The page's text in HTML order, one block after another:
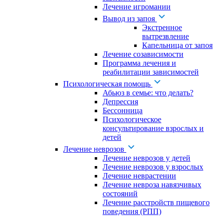
Лечение игромании
Вывод из запоя
Экстренное
вытрезвление
Капельница от запоя
Лечение созависимости
Программа лечения и
реабилитации зависимостей
Психологическая помощь
Абьюз в семье: что делать?
Депрессия
Бессонница
Психологическое
консультирование взрослых и
детей
Лечение неврозов
Лечение неврозов у детей
Лечение неврозов у взрослых
Лечение неврастении
Лечение невроза навязчивых
состояний
Лечение расстройств пищевого
поведения (РПП)